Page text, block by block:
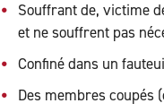
Souffrant de, victime
et ne souffrent pas
Confiné dans un
Des membres coupés